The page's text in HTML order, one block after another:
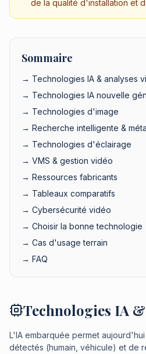
de la qualité d'installation et
Sommaire
→ Technologies IA & analyses
→ Technologies IA nouvelle
→ Technologies d'image
→ Recherche intelligente &
→ Technologies d'éclairage
→ VMS & gestion vidéo
→ Ressources fabricants
→ Tableaux comparatifs
→ Cybersécurité vidéo
→ Choisir la bonne technologie
→ Cas d'usage terrain
→ FAQ
Technologies IA
L'IA embarquée permet
détectés (humain, véhicule) et de